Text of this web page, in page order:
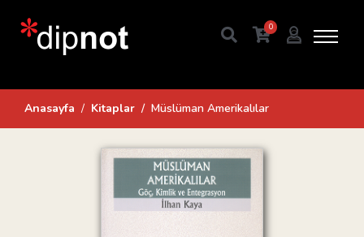
0
Anasayfa Kitaplar Müslüman Amerikalılar